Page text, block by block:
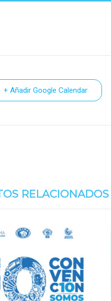
+ Añadir Google Calendar
RELACIONADOS